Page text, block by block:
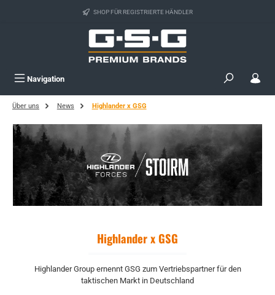
Zum Hauptinhalt springen SHOP FÜR REGISTRIERTE HÄNDLER
Navigation
Über uns News Highlander x GSG
Highlander x GSG
Highlander Group ernennt GSG zum Vertriebspartner für den
taktischen Markt in Deutschland